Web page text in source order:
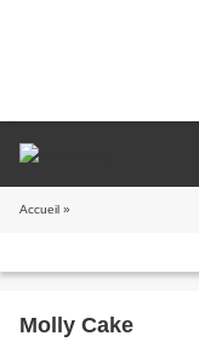
Accueil »
Molly Cake